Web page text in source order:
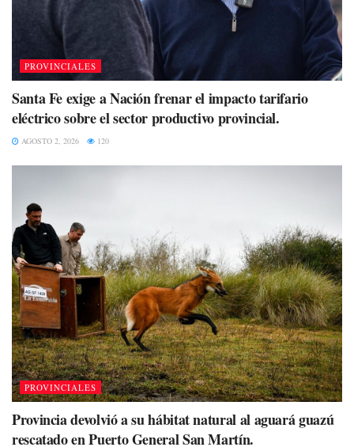
PROVINCIALES
Santa Fe exige a Nación frenar el impacto tarifario
eléctrico sobre el sector productivo provincial.
AGOSTO 2, 2026 120
PROVINCIALES
Provincia devolvió a su hábitat natural al aguará guazú
rescatado en Puerto General San Martín.